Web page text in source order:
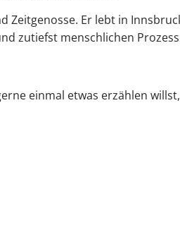
Zeitgenosse. Er lebt in
zutiefst menschlichen
einmal etwas erzählen